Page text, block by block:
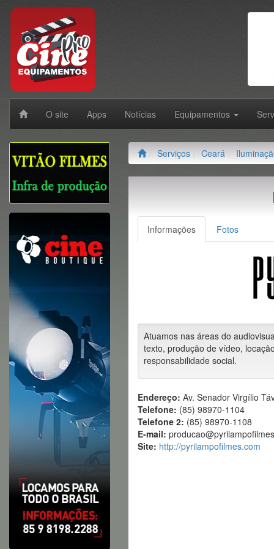
O site Apps Notícias Equipamentos
Serviços Ceará
Informações Fotos
Atuamos nas áreas do
texto, produção de vídeo,
responsabilidade social.
Endereço: Av. Senador Virgílio
Telefone: (85) 98970-1104
Telefone 2: (85) 98970-1108
E-mail:
Site: http://pyrilampofilmes.com